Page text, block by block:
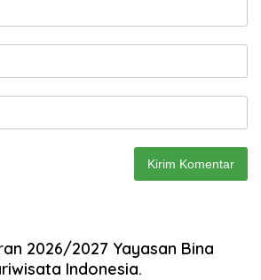
2026/2027 Yayasan Bina
Indonesia.